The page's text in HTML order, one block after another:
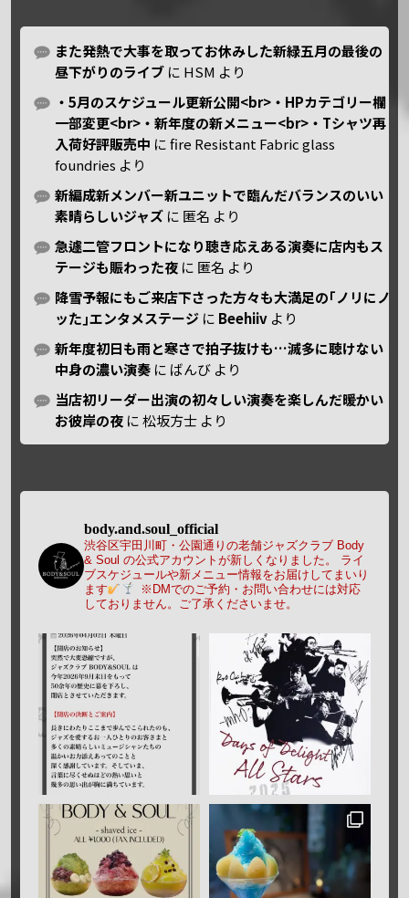
また発熱で大事を取ってお休みした新緑五月の最後の
昼下がりのライブ に HSM より
・5月のスケジュール更新公開<br>・HPカテゴリー欄
一部変更<br>・新年度の新メニュー<br>・Tシャツ再
入荷好評販売中 にfire Resistant Fabric glass
foundries より
新編成新メンバー新ユニットで臨んだバランスのいい
素晴らしいジャズ に 匿名 より
急遽二管フロントになり聴き応えある演奏に店内もス
テージも賑わった夜 に 匿名 より
降雪予報にもご来店下さった方々も大満足の｢ノリにノ
ッた｣エンタメステージ に Beehiiv より
新年度初日も雨と寒さで拍子抜けも…滅多に聴けない
中身の濃い演奏 に ばんび より
当店初リーダー出演の初々しい演奏を楽しんだ暖かい
お彼岸の夜 に松坂方士 より
body.and.soul_official
渋谷区宇田川町・公園通りの老舗ジャズクラブ Body
& Soul の公式アカウントが新しくなりました。
ライ
ブスケジュールや新メニュー情報をお届けしてまいり
ます
※DMでのご予約・お問い合わせには対応
しておりません。ご了承くださいませ。